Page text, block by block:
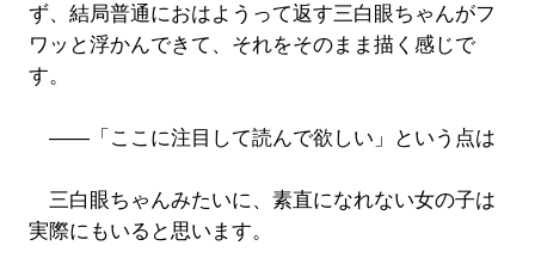
ず、結局普通におはようって返す三白眼ちゃんがフ
ワッと浮かんできて、それをそのまま描く感じで
す。
――「ここに注目して読んで欲しい」という点は
三白眼ちゃんみたいに、素直になれない女の子は
実際にもいると思います。